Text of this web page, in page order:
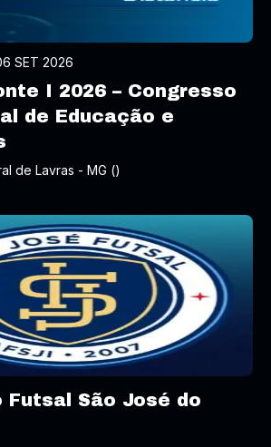
SET 2026
I 2026 – Congresso
de Educação e
de Lavras - MG ()
São José do